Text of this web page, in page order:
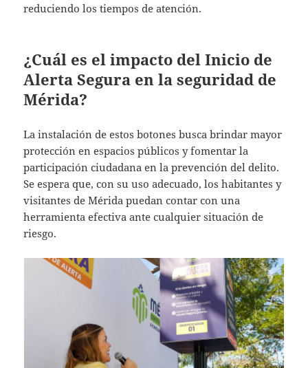
reduciendo los tiempos de atención.
¿Cuál es el impacto del Inicio de
Alerta Segura en la seguridad de
Mérida?
La instalación de estos botones busca brindar mayor
protección en espacios públicos y fomentar la
participación ciudadana en la prevención del delito.
Se espera que, con su uso adecuado, los habitantes y
visitantes de Mérida puedan contar con una
herramienta efectiva ante cualquier situación de
riesgo.